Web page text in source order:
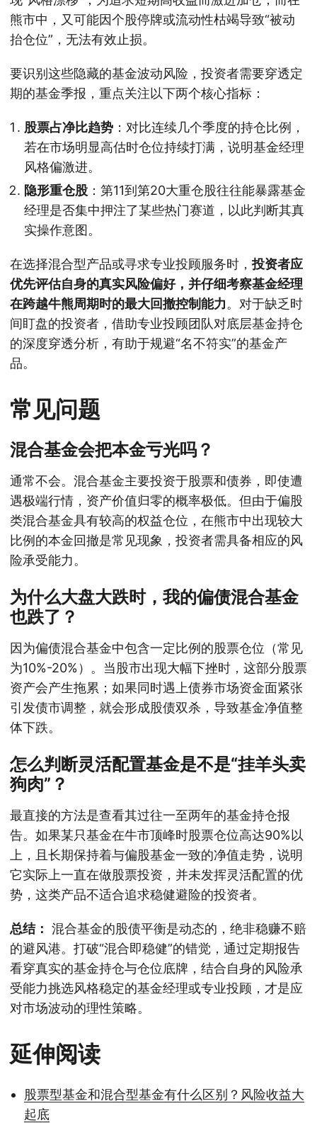
熊市中，又可能因个股停牌或流动性枯竭导致“被动
抬仓位”，无法有效止损。
要识别这些隐藏的基金波动风险，投资者需要穿透定
期的基金季报，重点关注以下两个核心指标：
股票占净比趋势 ：对比连续几个季度的持仓比例，
若在市场明显高估时仓位持续打满，说明基金经理
风格偏激进。
隐形重仓股 ：第11到第20大重仓股往往能暴露基金
经理是否集中押注了某些热门赛道，以此判断其真
实操作意图。
在选择混合型产品或寻求专业投顾服务时，投资者应
优先评估自身的真实风险偏好，并仔细考察基金经理
在跨越牛熊周期时的最大回撤控制能力。对于缺乏时
间盯盘的投资者，借助专业投顾团队对底层基金持仓
的深度穿透分析，有助于规避“名不符实”的基金产
品。
常见问题
混合基金会把本金亏光吗？
通常不会。混合基金主要投资于股票和债券，即使遭
遇极端行情，资产价值归零的概率极低。但由于偏股
类混合基金具有较高的权益仓位，在熊市中出现较大
比例的本金回撤是常见现象，投资者需具备相应的风
险承受能力。
为什么大盘大跌时，我的偏债混合基金
也跌了？
因为偏债混合基金中包含一定比例的股票仓位（常见
为10%-20%）。当股市出现大幅下挫时，这部分股票
资产会产生拖累；如果同时遇上债券市场资金面紧张
引发债市调整，就会形成股债双杀，导致基金净值整
体下跌。
怎么判断灵活配置基金是不是“挂羊头卖
狗肉”？
最直接的方法是查看其过往一至两年的基金持仓报
告。如果某只基金在牛市顶峰时股票仓位高达90%以
上，且长期保持着与偏股基金一致的净值走势，说明
它实际上一直在做股票投资，并未发挥灵活配置的优
势，这类产品不适合追求稳健避险的投资者。
总结： 混合基金的股债平衡是动态的，绝非稳赚不赔
的避风港。打破“混合即稳健”的错觉，通过定期报告
看穿真实的基金持仓与仓位底牌，结合自身的风险承
受能力挑选风格稳定的基金经理或专业投顾，才是应
对市场波动的理性策略。
延伸阅读
股票型基金和混合型基金有什么区别？风险收益大
起底